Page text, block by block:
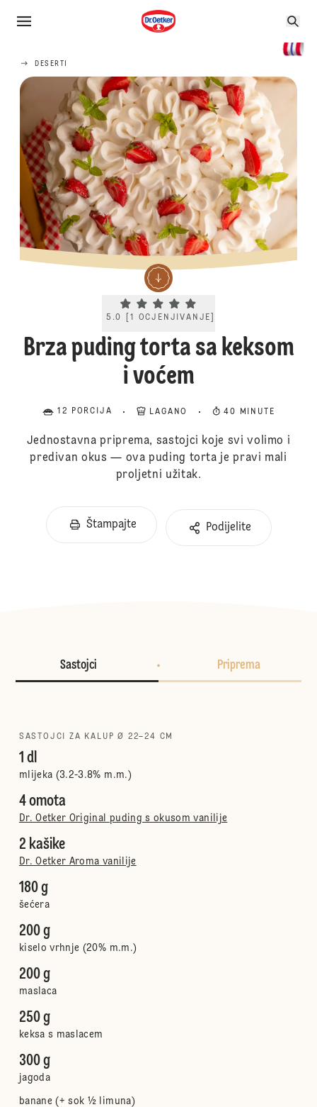
DESERTI
Current rating 5.0. Click to rate.
5.0 [1 OCJENJIVANJE
Brza puding torta sa keksom
i voćem
12 PORCIJA LAGANO 40 MINUTE
Jednostavna priprema, sastojci koje svi volimo i
predivan okus — ova puding torta je pravi mali
proljetni užitak.
Štampajte Podijelite
Sastojci Priprema
SASTOJCI ZA KALUP Ø 22–24 CM
1 dl
mlijeka (3.2-3.8% m.m.)
4 omota
Dr. Oetker Original puding s okusom vanilije
2 kašike
Dr. Oetker Aroma vanilije
180 g
šećera
200 g
kiselo vrhnje (20% m.m.)
200 g
maslaca
250 g
keksa s maslacem
300 g
jagoda
banane (+ sok ½ limuna)